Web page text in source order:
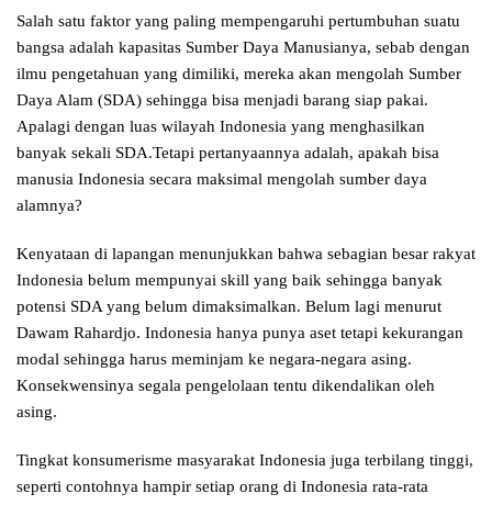
Salah satu faktor yang paling mempengaruhi pertumbuhan suatu
bangsa adalah kapasitas Sumber Daya Manusianya, sebab dengan
ilmu pengetahuan yang dimiliki, mereka akan mengolah Sumber
Daya Alam (SDA) sehingga bisa menjadi barang siap pakai.
Apalagi dengan luas wilayah Indonesia yang menghasilkan
banyak sekali SDA.Tetapi pertanyaannya adalah, apakah bisa
manusia Indonesia secara maksimal mengolah sumber daya
alamnya?
Kenyataan di lapangan menunjukkan bahwa sebagian besar rakyat
Indonesia belum mempunyai skill yang baik sehingga banyak
potensi SDA yang belum dimaksimalkan. Belum lagi menurut
Dawam Rahardjo. Indonesia hanya punya aset tetapi kekurangan
modal sehingga harus meminjam ke negara-negara asing.
Konsekwensinya segala pengelolaan tentu dikendalikan oleh
asing.
Tingkat konsumerisme masyarakat Indonesia juga terbilang tinggi,
seperti contohnya hampir setiap orang di Indonesia rata-rata